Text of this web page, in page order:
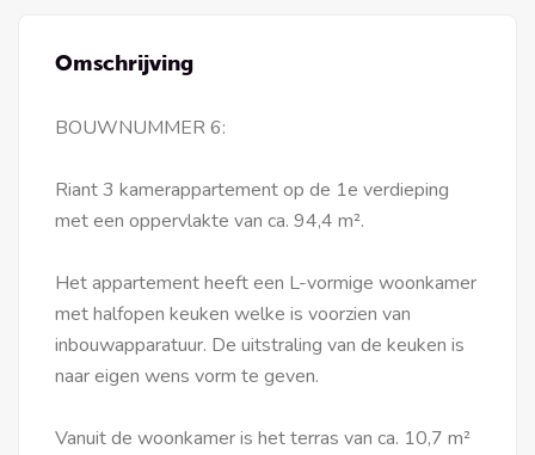
Omschrijving
BOUWNUMMER 6:
Riant 3 kamerappartement op de 1e verdieping
met een oppervlakte van ca. 94,4 m².
Het appartement heeft een L-vormige woonkamer
met halfopen keuken welke is voorzien van
inbouwapparatuur. De uitstraling van de keuken is
naar eigen wens vorm te geven.
Vanuit de woonkamer is het terras van ca. 10,7 m²